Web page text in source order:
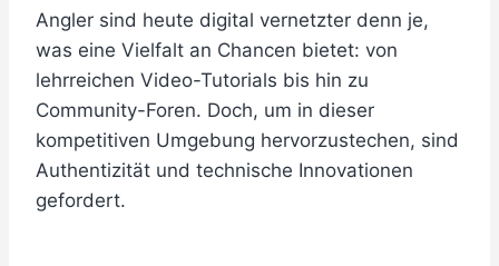
Angler sind heute digital vernetzter denn je,
was eine Vielfalt an Chancen bietet: von
lehrreichen Video-Tutorials bis hin zu
Community-Foren. Doch, um in dieser
kompetitiven Umgebung hervorzustechen, sind
Authentizität und technische Innovationen
gefordert.